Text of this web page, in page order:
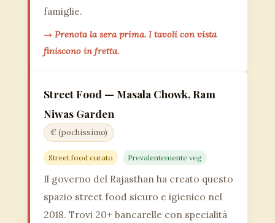
famiglie.
→ Prenota la sera prima. I tavoli con vista
finiscono in fretta.
Street Food — Masala Chowk, Ram
Niwas Garden
€ (pochissimo)
Street food curato Prevalentemente veg
Il governo del Rajasthan ha creato questo
spazio street food sicuro e igienico nel
2018. Trovi 20+ bancarelle con specialità